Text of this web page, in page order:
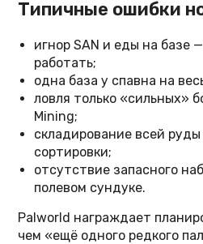
Типичные ошибки
игнор SAN и еды на базе
работать;
одна база у спавна на
ловля только «сильных»
Mining;
складирование всей
сортировки;
отсутствие запасного
полевом сундуке.
Palworld награждает
чем «ещё одного редкого